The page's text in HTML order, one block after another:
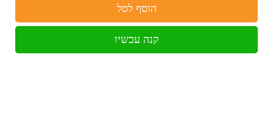
הוסף לסל
קנה עכשיו